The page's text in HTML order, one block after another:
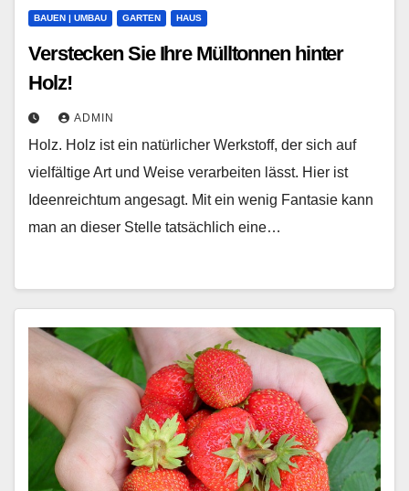
BAUEN | UMBAU GARTEN HAUS
Verstecken Sie Ihre Mülltonnen hinter
Holz!
ADMIN
Holz. Holz ist ein natürlicher Werkstoff, der sich auf
vielfältige Art und Weise verarbeiten lässt. Hier ist
Ideenreichtum angesagt. Mit ein wenig Fantasie kann
man an dieser Stelle tatsächlich eine…